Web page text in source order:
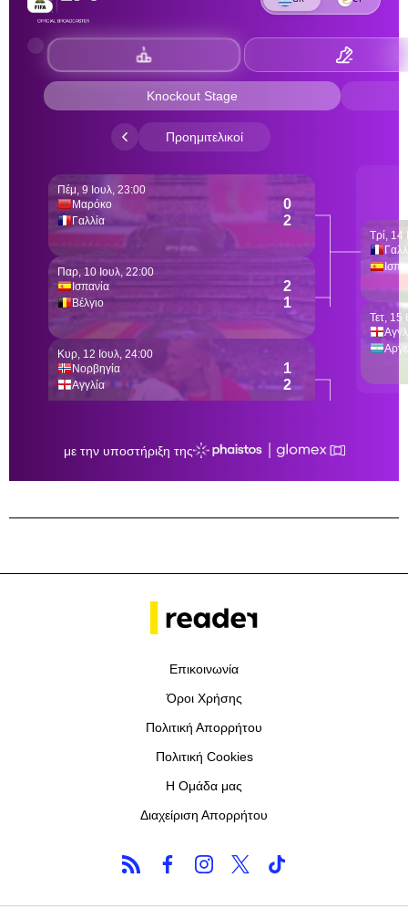
Επικοινωνία
Όροι Χρήσης
Πολιτική Απορρήτου
Πολιτική Cookies
Η Ομάδα μας
Διαχείριση Απορρήτου